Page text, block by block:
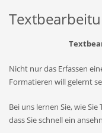
Nicht nur das Erfassen
Formatieren will gelernt
Bei uns lernen Sie, wie
dass Sie schnell ein